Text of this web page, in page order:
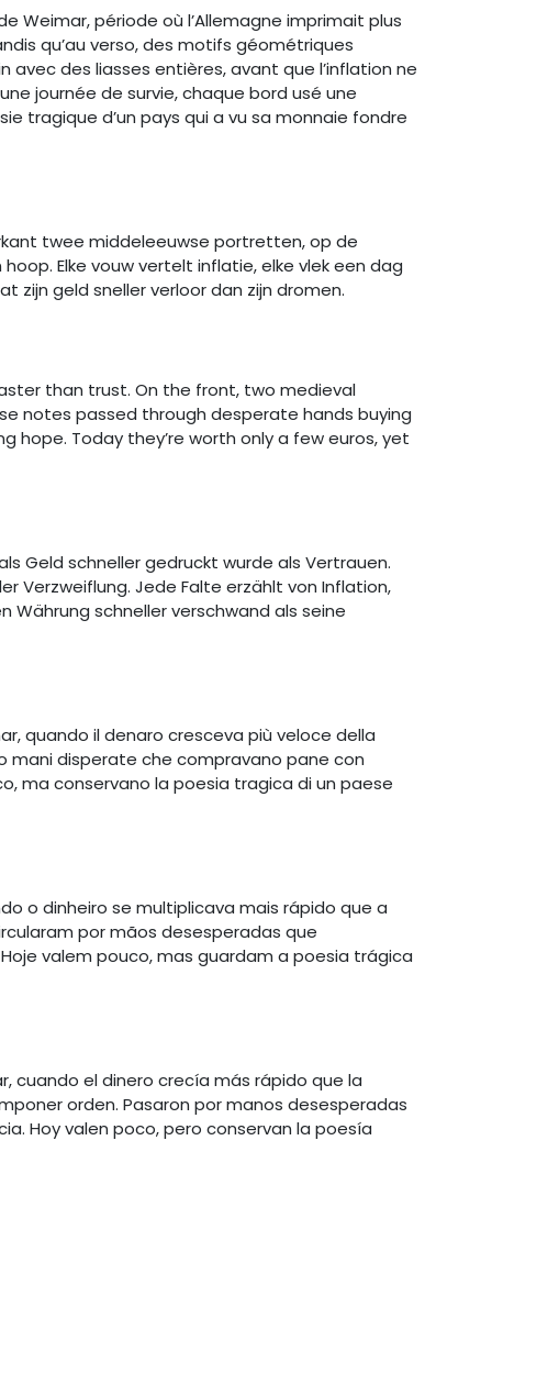
Weimar, période où l’Allemagne imprimait plus
qu’au verso, des motifs géométriques
avec des liasses entières, avant que l’inflation ne
journée de survie, chaque bord usé une
tragique d’un pays qui a vu sa monnaie fondre
twee middeleeuwse portretten, op de
Elke vouw vertelt inflatie, elke vlek een dag
zijn geld sneller verloor dan zijn dromen.
than trust. On the front, two medieval
notes passed through desperate hands buying
hope. Today they’re worth only a few euros, yet
Geld schneller gedruckt wurde als Vertrauen.
Verzweiflung. Jede Falte erzählt von Inflation,
Währung schneller verschwand als seine
quando il denaro cresceva più veloce della
mani disperate che compravano pane con
ma conservano la poesia tragica di un paese
o dinheiro se multiplicava mais rápido que a
por mãos desesperadas que
valem pouco, mas guardam a poesia trágica
cuando el dinero crecía más rápido que la
orden. Pasaron por manos desesperadas
Hoy valen poco, pero conservan la poesía